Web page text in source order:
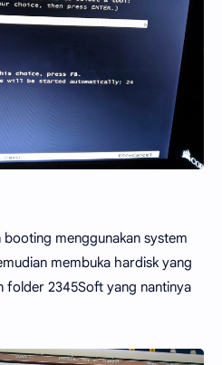
menggunakan system
membuka hardisk yang
folder 2345Soft yang nantinya